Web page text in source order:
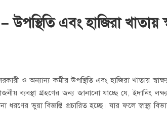
উপস্থিতি এবং হাজিরা খাতায়
ও অন্যান্য কর্মীর উপস্থিতি এবং হাজিরা খাতায়
ব্যবস্থা গ্রহণের জন্য জানানো যাচ্ছে যে, ইদানিং লক্ষ্য
ধরণের ভুয়া বিজ্ঞপ্তি প্রচারিত হচ্ছে। যার ফলে স্বাস্থ্য